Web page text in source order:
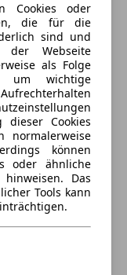
Cookies oder
die für die
sind und
der Webseite
als Folge
um wichtige
dieser Cookies
normalerweise
können
oder ähnliche
Das
Tools kann